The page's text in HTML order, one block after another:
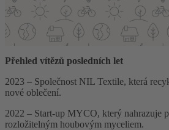
Přehled vítězů posledních let
2023 – Společnost NIL Textile, která
nové oblečení.
2022 – Start-up MYCO, který nahrazuje
rozložitelným houbovým myceliem.